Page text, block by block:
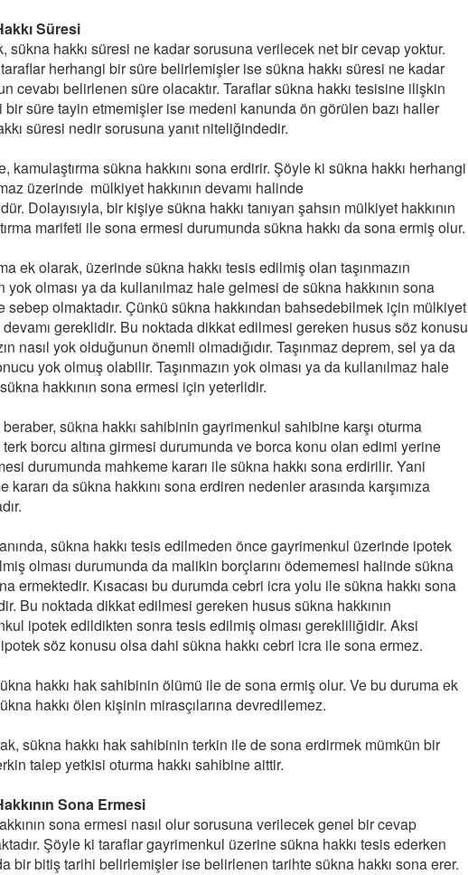
Süresi
sükna hakkı süresi ne kadar sorusuna verilecek net bir cevap yoktur.
herhangi bir süre belirlemişler ise sükna hakkı süresi ne kadar
cevabı belirlenen süre olacaktır. Taraflar sükna hakkı tesisine ilişkin
bir süre tayin etmemişler ise medeni kanunda ön görülen bazı haller
süresi nedir sorusuna yanıt niteliğindedir.
kamulaştırma sükna hakkını sona erdirir. Şöyle ki sükna hakkı herhangi
üzerinde mülkiyet hakkının devamı halinde
Dolayısıyla, bir kişiye sükna hakkı tanıyan şahsın mülkiyet hakkının
marifeti ile sona ermesi durumunda sükna hakkı da sona ermiş olur.
ek olarak, üzerinde sükna hakkı tesis edilmiş olan taşınmazın
yok olması ya da kullanılmaz hale gelmesi de sükna hakkının sona
sebep olmaktadır. Çünkü sükna hakkından bahsedebilmek için mülkiyet
devamı gereklidir. Bu noktada dikkat edilmesi gereken husus söz konusu
nasıl yok olduğunun önemli olmadığıdır. Taşınmaz deprem, sel ya da
yok olmuş olabilir. Taşınmazın yok olması ya da kullanılmaz hale
hakkının sona ermesi için yeterlidir.
sükna hakkı sahibinin gayrimenkul sahibine karşı oturma
terk borcu altına girmesi durumunda ve borca konu olan edimi yerine
durumunda mahkeme kararı ile sükna hakkı sona erdirilir. Yani
kararı da sükna hakkını sona erdiren nedenler arasında karşımıza
sükna hakkı tesis edilmeden önce gayrimenkul üzerinde ipotek
olması durumunda da malikin borçlarını ödememesi halinde sükna
ermektedir. Kısacası bu durumda cebri icra yolu ile sükna hakkı sona
Bu noktada dikkat edilmesi gereken husus sükna hakkının
ipotek edildikten sonra tesis edilmiş olması gerekliliğidir. Aksi
söz konusu olsa dahi sükna hakkı cebri icra ile sona ermez.
hakkı hak sahibinin ölümü ile de sona ermiş olur. Ve bu duruma ek
hakkı ölen kişinin mirasçılarına devredilemez.
sükna hakkı hak sahibinin terkin ile de sona erdirmek mümkün bir
talep yetkisi oturma hakkı sahibine aittir.
Sona Ermesi
sona ermesi nasıl olur sorusuna verilecek genel bir cevap
Şöyle ki taraflar gayrimenkul üzerine sükna hakkı tesis ederken
bir bitiş tarihi belirlemişler ise belirlenen tarihte sükna hakkı sona erer.